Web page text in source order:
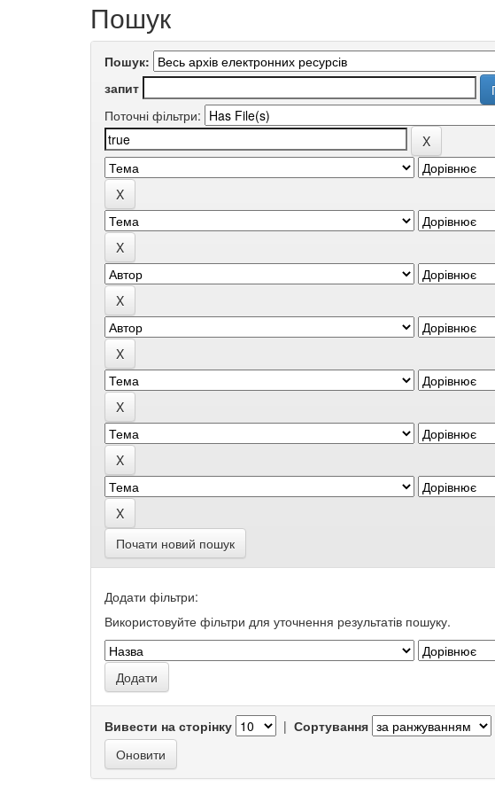
Пошук
Пошук:
запит
Поточні фільтри:
Почати новий пошук
Додати фільтри:
Використовуйте фільтри для уточнення результатів пошуку.
Вивести на сторінку | Сортування